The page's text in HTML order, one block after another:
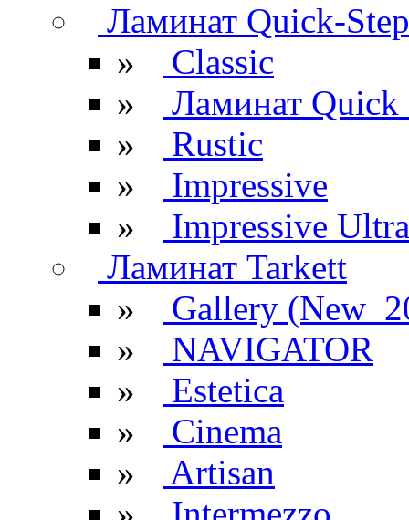
Ламинат Quick-Step
»
Classic
»
Ламинат Quick
»
Rustic
»
Impressive
»
Impressive Ultra
Ламинат Tarkett
»
Gallery
»
NAVIGATOR
»
Estetica
»
Cinema
»
Artisan